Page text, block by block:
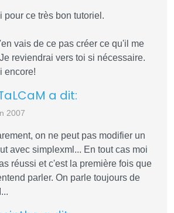
pour ce très bon tutoriel.
vais de ce pas créer ce qu'il me
reviendrai vers toi si nécessaire.
encore!
a dit:
2007
on ne peut pas modifier un
avec simplexml... En tout cas moi
réussi et c'est la première fois que
parler. On parle toujours de